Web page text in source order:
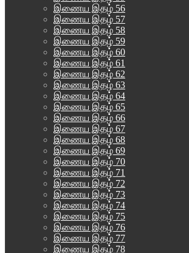
இணைய இதழ் 56
இணைய இதழ் 57
இணைய இதழ் 58
இணைய இதழ் 59
இணைய இதழ் 60
இணைய இதழ் 61
இணைய இதழ் 62
இணைய இதழ் 63
இணைய இதழ் 64
இணைய இதழ் 65
இணைய இதழ் 66
இணைய இதழ் 67
இணைய இதழ் 68
இணைய இதழ் 69
இணைய இதழ் 70
இணைய இதழ் 71
இணைய இதழ் 72
இணைய இதழ் 73
இணைய இதழ் 74
இணைய இதழ் 75
இணைய இதழ் 76
இணைய இதழ் 77
இணைய இதழ் 78